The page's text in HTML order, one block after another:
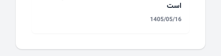
است
1405/05/16